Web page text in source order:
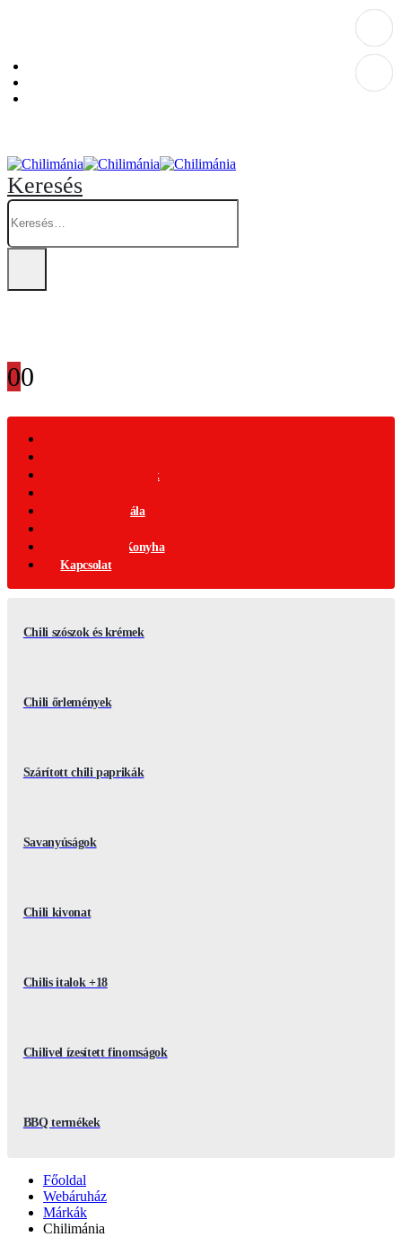
Személyes átvételi pont: Budapest, Hegedűs Gyula utca 32. – Chilimánia üzlet.
Keresés
00
Ajándék Termékek
Csípősségi-Skála
Nemzetközi Konyha
Kapcsolat
Chili szószok és krémek
Chili őrlemények
Szárított chili paprikák
Savanyúságok
Chili kivonat
Chilis italok +18
Chilivel ízesített finomságok
BBQ termékek
Főoldal
Webáruház
Márkák
Chilimánia